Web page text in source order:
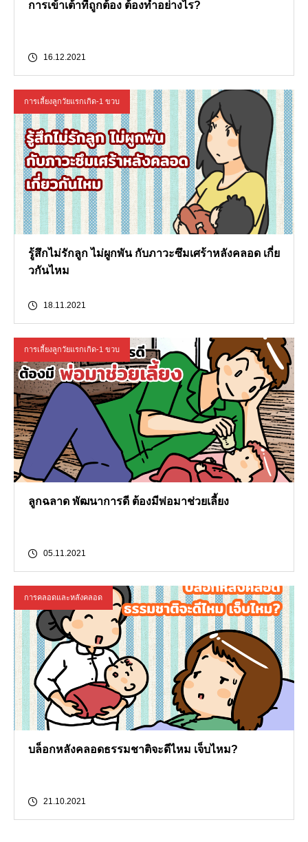
การเข้าเต้าที่ถูกต้อง ต้องทำอย่างไร?
16.12.2021
การเลี้ยงลูกวัยแรกเกิด-1 ขวบ
รู้สึกไม่รักลูก ไม่ผูกพัน กับภาวะซึมเศร้าหลังคลอด เกี่ย
วกันไหม
18.11.2021
การเลี้ยงลูกวัยแรกเกิด-1 ขวบ
ลูกฉลาด พัฒนาการดี ต้องมีพ่อมาช่วยเลี้ยง
05.11.2021
การคลอดและหลังคลอด
บล็อกหลังคลอดธรรมชาติจะดีไหม เจ็บไหม?
21.10.2021